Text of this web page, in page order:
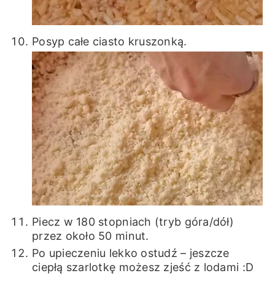
Posyp całe ciasto kruszonką.
Piecz w 180 stopniach (tryb góra/dół)
przez około 50 minut.
Po upieczeniu lekko ostudź – jeszcze
ciepłą szarlotkę możesz zjeść z lodami :D